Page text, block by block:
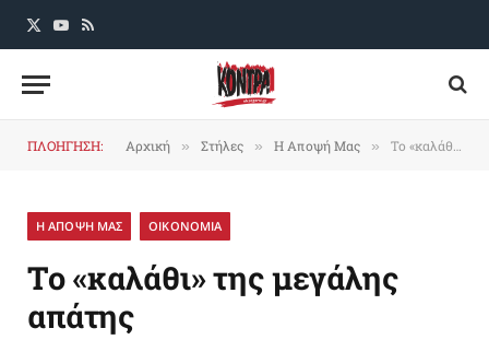
X
YouTube
RSS
ΠΛΟΗΓΗΣΗ: Αρχική » Στήλες » Η Αποψή Μας » Το «καλάθι» της μεγάλης απάτης
Η ΑΠΟΨΗ ΜΑΣ ΟΙΚΟΝΟΜΙΑ
Το «καλάθι» της μεγάλης
απάτης